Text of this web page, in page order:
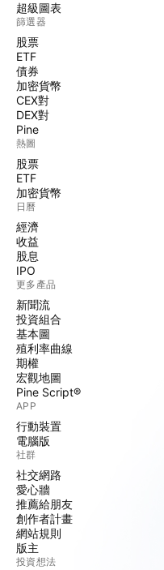
超級圖表
篩選器
股票
ETF
債券
加密貨幣
CEX對
DEX對
Pine
熱圖
股票
ETF
加密貨幣
日曆
經濟
收益
股息
IPO
更多產品
新聞流
投資組合
基本圖
殖利率曲線
期權
宏觀地圖
Pine Script®
APP
行動裝置
電腦版
社群
社交網路
愛心牆
推薦給朋友
創作者計畫
網站規則
版主
投資想法